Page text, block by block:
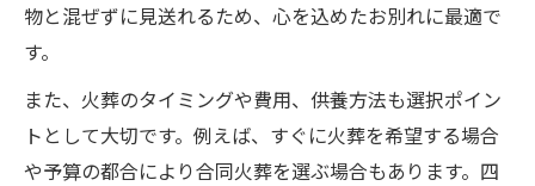
物と混ぜずに見送れるため、心を込めたお別れに最適で
す。
また、火葬のタイミングや費用、供養方法も選択ポイン
トとして大切です。例えば、すぐに火葬を希望する場合
や予算の都合により合同火葬を選ぶ場合もあります。四